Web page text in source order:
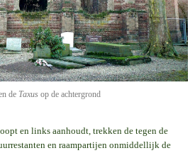
de Taxus op de achtergrond
en links aanhoudt, trekken de tegen de
en raampartijen onmiddellijk de